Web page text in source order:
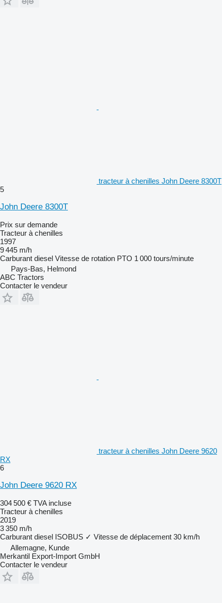
tracteur à chenilles John Deere 8300T
5
John Deere 8300T
Prix sur demande
Tracteur à chenilles
1997
9 445 m/h
Carburant diesel Vitesse de rotation PTO 1 000 tours/minute
Pays-Bas, Helmond
ABC Tractors
Contacter le vendeur
tracteur à chenilles John Deere 9620
RX
6
John Deere 9620 RX
304 500 € TVA incluse
Tracteur à chenilles
2019
3 350 m/h
Carburant diesel ISOBUS ✓ Vitesse de déplacement 30 km/h
Allemagne, Kunde
Merkantil Export-Import GmbH
Contacter le vendeur